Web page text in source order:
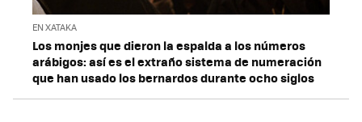
EN XATAKA
Los monjes que dieron la espalda a los números
arábigos: así es el extraño sistema de numeración
que han usado los bernardos durante ocho siglos